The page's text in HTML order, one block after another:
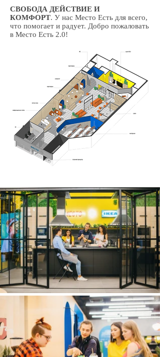
СВОБОДА ДЕЙСТВИЕ И
КОМФОРТ. У нас Место Есть для всего,
что помогает и радует. Добро пожаловать
в Место Есть 2.0!